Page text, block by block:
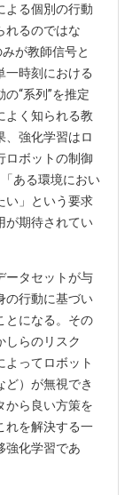
よる個別の行動
れるのではな
が教師信号と
一時刻における
“系列”を推定
よく知られる教
、強化学習はロ
ロボットの制御
ある環境におい
い」という要求
が期待されてい
ータセットが与
の行動に基づい
とになる。その
しらのリスク
よってロボット
ど）が無視でき
から良い方策を
れを解決する一
強化学習であ